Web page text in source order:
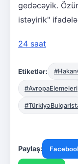
gedəcəyik.
istəyirik"
24 saat
Etiketlər:
#AvropaElemeleri
Paylaş: